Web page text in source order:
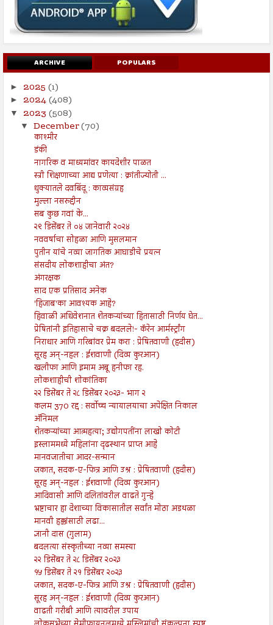
ARCHIVE POPULARS
► 2025 (1)
► 2024(408)
▼ 2023 (508)
▼ December(70)
काश्मीर
डंकी
नागरिक व माध्यमांवर कायदेशीर पाळत
स्त्री शिक्षणाच्या आद्य प्रणेत्या : क्रांतीज्योती ...
धुक्यातले दवबिंदू : काव्यसंग्रह
मुल्ला नसरुद्दीन
सब कुछ गवां के...
२९ डिसेंबर ते ०४ जानेवारी २०२४
नववर्षाचा सोहळा आणि मुसलमान
पुतीन यांचे नव्या जागतिक आघाडीचे प्रयत्न
संसदीय लोकशाहीचा अंत?
अंगरक्षक
साद एक प्रतिसाद अनेक
'हिजाब'का आवश्यक आहे?
हिवाळी अधिवेशनात शेतकऱ्यांच्या हितासाठी निर्णय घेत...
प्रेषितांनी इतिहासाचे चक्र बदलले!- कॅरेन आर्मस्ट्राँग
निराधार आणि गरिबांवर प्रेम करा : प्रेषितवाणी (हदीस)
सूरह अन्-नहल : ईशवाणी (दिव्य कुरआन)
खलीफा आणि इमाम अबू हनीफा रह.
लोकशाहीची शोकांतिका
२२ डिसेंबर ते २८ डिसेंबर २०२३- भाग २
कलम 370 रद्द : सर्वोच्च न्यायालयाचा अपेक्षित निकाल
अ‍ॅनिमल
शेतकऱ्यांच्या आत्महत्या; उद्योगपतींना लाखो कोटी
इस्लाममध्ये महिलांना दृढस्थान प्राप्त आहे
मानवजातीचा आदर-सन्मान
जकात, सदक-ए-फित्र आणि उश्र : प्रेषितवाणी (हदीस)
सूरह अन्-नहल : ईशवाणी (दिव्य कुरआन)
आदिवासी आणि दलितांवरील वाढते गुन्हे
भ्रष्टाचार हा देशाच्या विकासातील सर्वांत मोठा अडथळा
मानवी हक्कांसाठी लढा...
ज्ञानी दास (गुलाम)
बदलत्या संस्कृतीच्या नव्या समस्या
२२ डिसेंबर ते २८ डिसेंबर २०२३
१५ डिसेंबर ते २१ डिसेंबर २०२३
जकात, सदक-ए-फित्र आणि उश्र : प्रेषितवाणी (हदीस)
सूरह अन्-नहल : ईशवाणी (दिव्य कुरआन)
वाढती गरीबी आणि त्यावरील उपाय